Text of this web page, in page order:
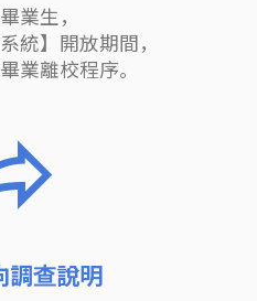
業生，
統】開放期間，
業離校程序。
調查說明